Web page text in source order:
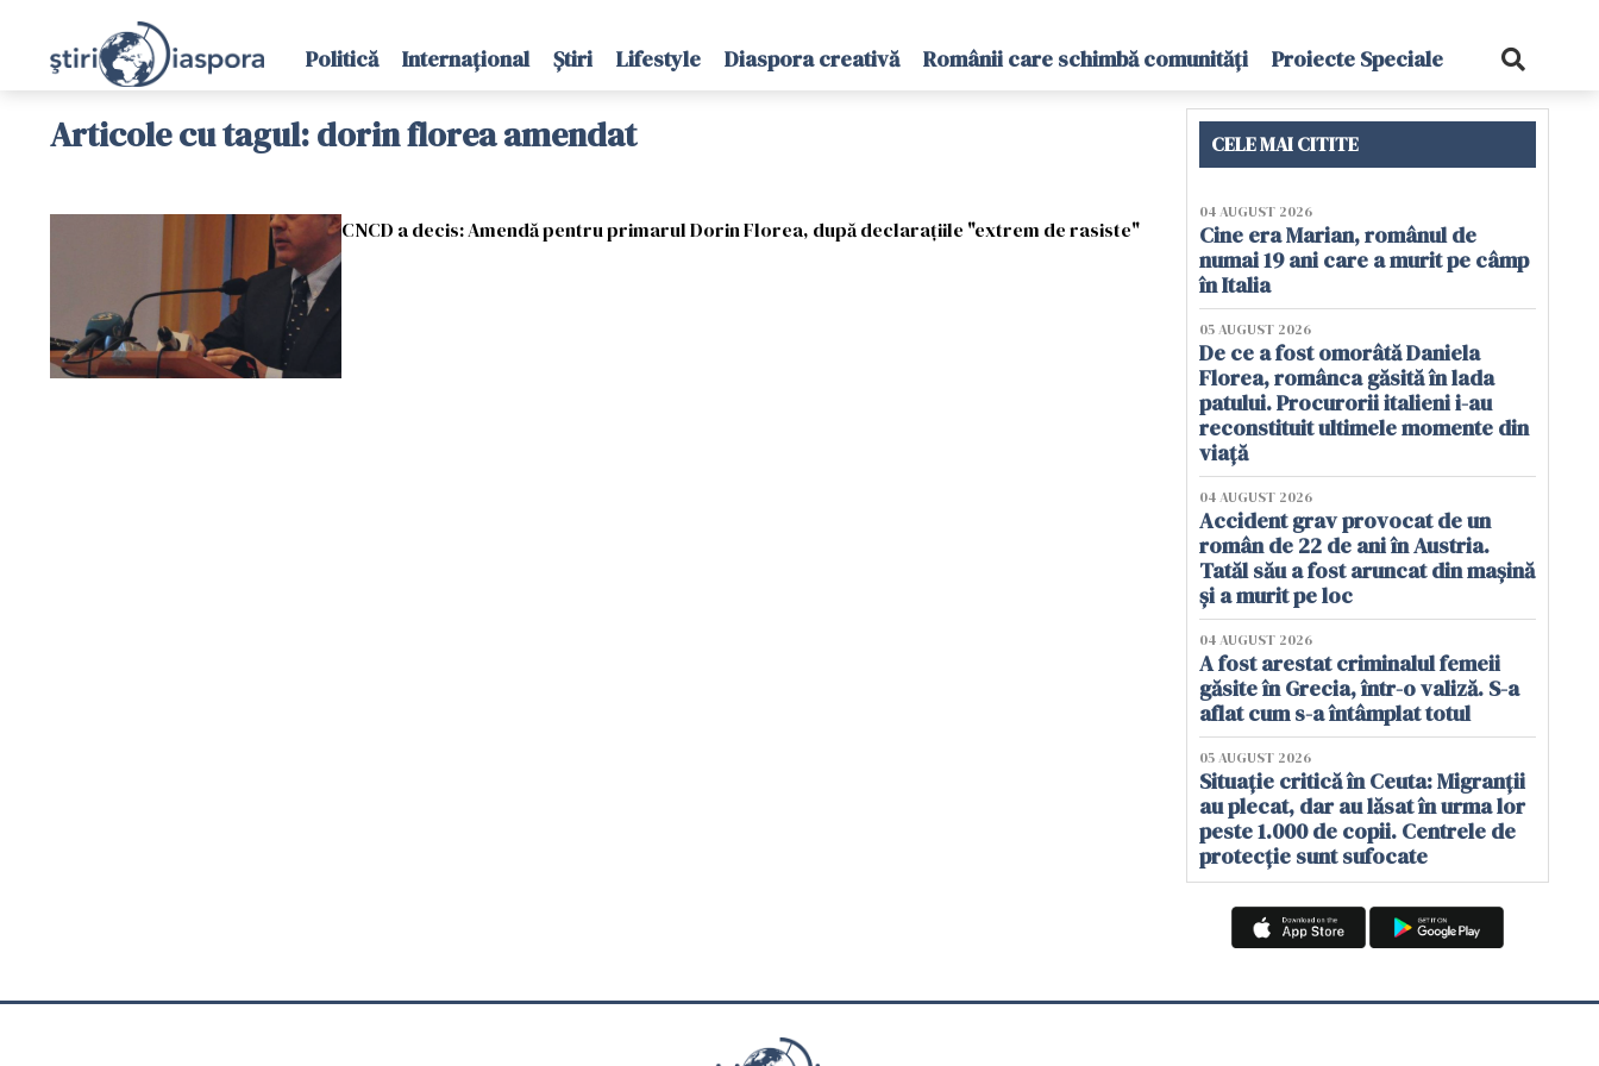
Politică Internațional Știri Lifestyle Diaspora creativă Românii care schimbă comunități Proiecte Speciale
Articole cu tagul: dorin florea amendat
CNCD a decis: Amendă pentru primarul Dorin Florea, după declaraţiile "extrem de rasiste"
CELE MAI CITITE
04 AUGUST 2026
Cine era Marian, românul de
numai 19 ani care a murit pe câmp
în Italia
05 AUGUST 2026
De ce a fost omorâtă Daniela
Florea, românca găsită în lada
patului. Procurorii italieni i-au
reconstituit ultimele momente din
viață
04 AUGUST 2026
Accident grav provocat de un
român de 22 de ani în Austria.
Tatăl său a fost aruncat din mașină
și a murit pe loc
04 AUGUST 2026
A fost arestat criminalul femeii
găsite în Grecia, într-o valiză. S-a
aflat cum s-a întâmplat totul
05 AUGUST 2026
Situație critică în Ceuta: Migranții
au plecat, dar au lăsat în urma lor
peste 1.000 de copii. Centrele de
protecție sunt sufocate